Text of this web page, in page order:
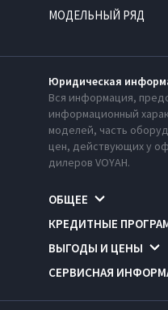
МОДЕЛЬНЫЙ РЯД
Юридическая
Вся информация,
информационный
моделей, часть
цен, действующих у
дилеров VOYAH.
ОБЩЕЕ
КРЕДИТНЫЕ
ВЫГОДЫ И ЦЕНЫ
СЕРВИСНАЯ